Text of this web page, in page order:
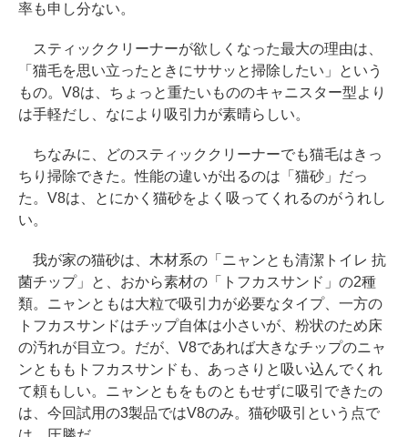
率も申し分ない。
スティッククリーナーが欲しくなった最大の理由は、
「猫毛を思い立ったときにササッと掃除したい」という
もの。V8は、ちょっと重たいもののキャニスター型より
は手軽だし、なにより吸引力が素晴らしい。
ちなみに、どのスティッククリーナーでも猫毛はきっ
ちり掃除できた。性能の違いが出るのは「猫砂」だっ
た。V8は、とにかく猫砂をよく吸ってくれるのがうれし
い。
我が家の猫砂は、木材系の「ニャンとも清潔トイレ 抗
菌チップ」と、おから素材の「トフカスサンド」の2種
類。ニャンともは大粒で吸引力が必要なタイプ、一方の
トフカスサンドはチップ自体は小さいが、粉状のため床
の汚れが目立つ。だが、V8であれば大きなチップのニャ
ンとももトフカスサンドも、あっさりと吸い込んでくれ
て頼もしい。ニャンともをものともせずに吸引できたの
は、今回試用の3製品ではV8のみ。猫砂吸引という点で